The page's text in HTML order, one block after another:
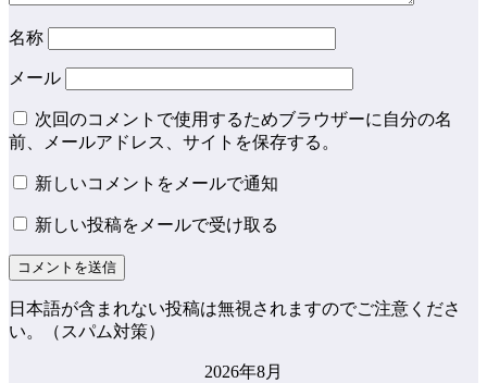
名称
メール
次回のコメントで使用するためブラウザーに自分の名
前、メールアドレス、サイトを保存する。
新しいコメントをメールで通知
新しい投稿をメールで受け取る
日本語が含まれない投稿は無視されますのでご注意くださ
い。（スパム対策）
2026年8月